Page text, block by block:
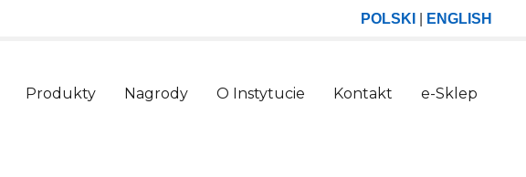
POLSKI | ENGLISH
Produkty Nagrody O Instytucie Kontakt e-Sklep